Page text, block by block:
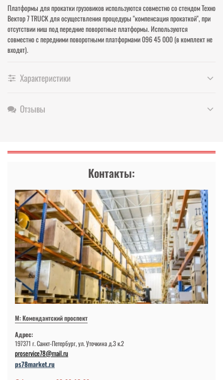
Платформы для прокатки грузовиков используются совместно со стендом Техно
Вектор 7 TRUCK для осуществления процедуры "компенсация прокаткой", при
отсутствии ниш под передние поворотные платформы. Используются
совместно с передними поворотными платформами 096 45 000(в комплект не
входят).
Характеристики
Отзывы
Контакты:
М: Комендантский проспект
Адрес:
197371 г. Санкт-Петербург, ул. Уточкина д.3 к.2
proservice78@mail.ru
ps78market.ru